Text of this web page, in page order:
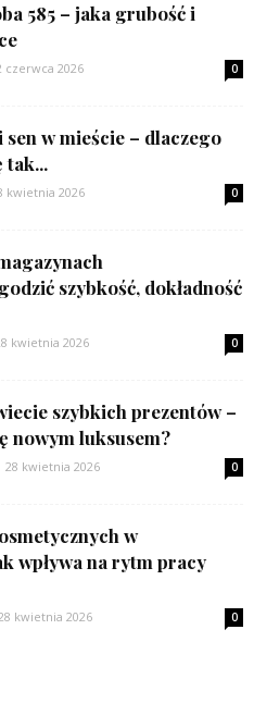
585 – jaka grubość i
czerwca 2026 0
w mieście – dlaczego
tak...
kwietnia 2026 0
szybkość, dokładność
kwietnia 2026 0
szybkich prezentów –
nowym luksusem?
28 kwietnia 2026 0
w
wpływa na rytm pracy
kwietnia 2026 0